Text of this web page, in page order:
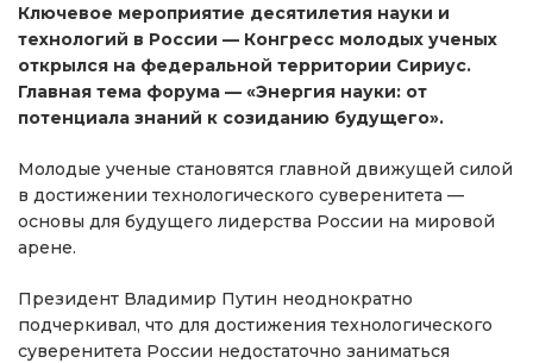
Ключевое мероприятие десятилетия науки и
технологий в России — Конгресс молодых ученых
открылся на федеральной территории Сириус.
Главная тема форума — «Энергия науки: от
потенциала знаний к созиданию будущего».
Молодые ученые становятся главной движущей силой
в достижении технологического суверенитета —
основы для будущего лидерства России на мировой
арене.
Президент Владимир Путин неоднократно
подчеркивал, что для достижения технологического
суверенитета России недостаточно заниматься